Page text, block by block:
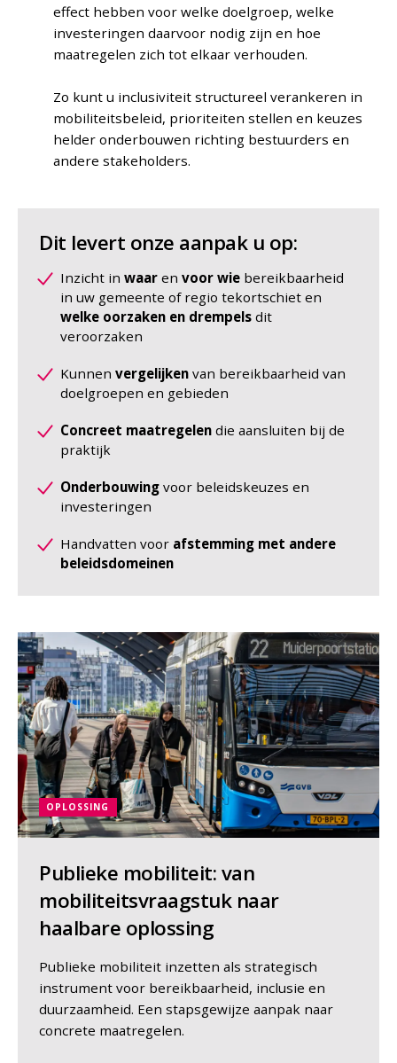
effect hebben voor welke doelgroep, welke
investeringen daarvoor nodig zijn en hoe
maatregelen zich tot elkaar verhouden.
Zo kunt u inclusiviteit structureel verankeren in
mobiliteitsbeleid, prioriteiten stellen en keuzes
helder onderbouwen richting bestuurders en
andere stakeholders.
Dit levert onze aanpak u op:
Inzicht inwaar envoor wie bereikbaarheid
in uw gemeente of regio tekortschiet en
welke oorzaken en drempelsdit
veroorzaken
Kunnenvergelijken van bereikbaarheid van
doelgroepen en gebieden
Concreet maatregelen die aansluiten bij de
praktijk
Onderbouwingvoor beleidskeuzes en
investeringen
Handvatten voor afstemming met andere
beleidsdomeinen
Publieke mobiliteit: van
mobiliteitsvraagstuk naar
haalbare oplossing
Publieke mobiliteit inzetten als strategisch
instrument voor bereikbaarheid, inclusie en
duurzaamheid. Een stapsgewijze aanpak naar
concrete maatregelen.
OPLOSSING